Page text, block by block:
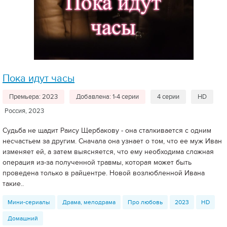
Пока идут часы
Премьера: 2023 Добавлена: 1-4 серии 4 серии
HD
Россия, 2023
Судьба не щадит Раису Щербакову - она сталкивается с одним
несчастьем за другим. Сначала она узнает о том, что ее муж Иван
изменяет ей, а затем выясняется, что ему необходима сложная
операция из-за полученной травмы, которая может быть
проведена только в райцентре. Новой возлюбленной Ивана
такие..
Мини-сериалы Драма, мелодрама Про любовь 2023 HD
Домашний